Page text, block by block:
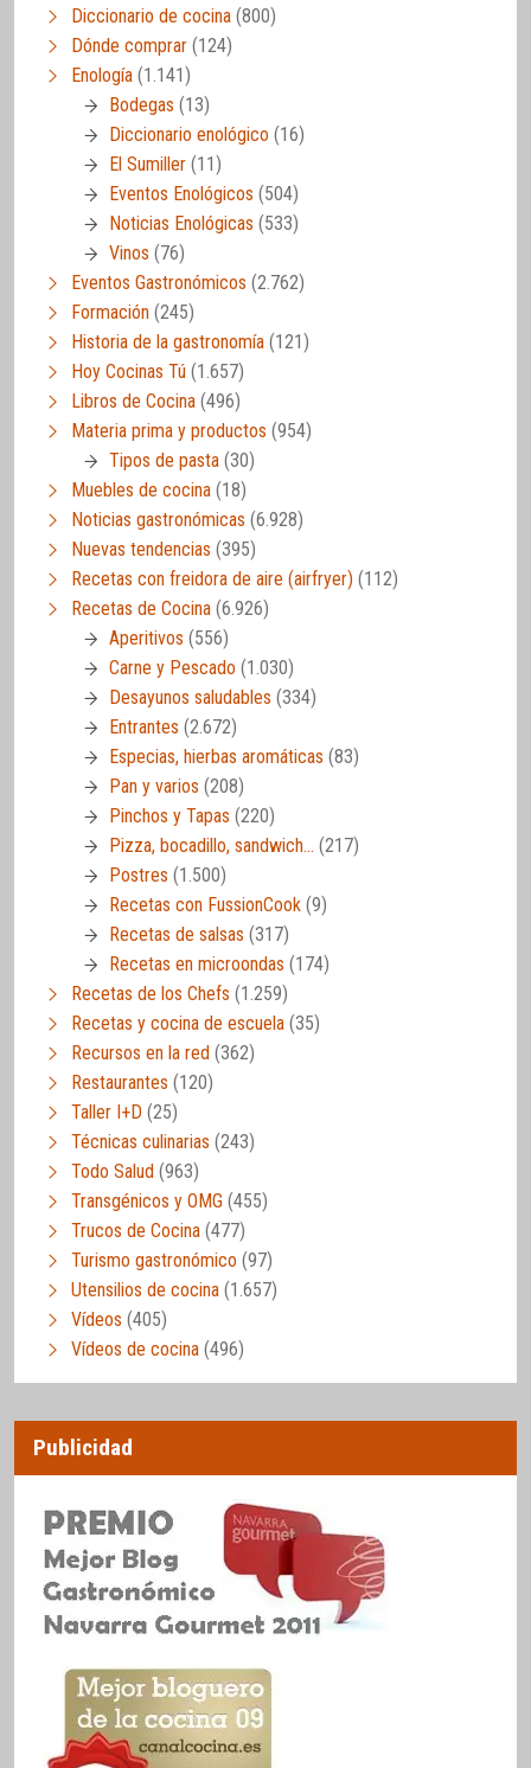
Diccionario de cocina (800)
Dónde comprar (124)
Enología (1.141)
Bodegas (13)
Diccionario enológico (16)
El Sumiller (11)
Eventos Enológicos (504)
Noticias Enológicas (533)
Vinos (76)
Eventos Gastronómicos (2.762)
Formación (245)
Historia de la gastronomía (121)
Hoy Cocinas Tú (1.657)
Libros de Cocina (496)
Materia prima y productos (954)
Tipos de pasta (30)
Muebles de cocina (18)
Noticias gastronómicas (6.928)
Nuevas tendencias (395)
Recetas con freidora de aire (airfryer) (112)
Recetas de Cocina (6.926)
Aperitivos (556)
Carne y Pescado (1.030)
Desayunos saludables (334)
Entrantes (2.672)
Especias, hierbas aromáticas (83)
Pan y varios (208)
Pinchos y Tapas (220)
Pizza, bocadillo, sandwich… (217)
Postres (1.500)
Recetas con FussionCook (9)
Recetas de salsas (317)
Recetas en microondas (174)
Recetas de los Chefs (1.259)
Recetas y cocina de escuela (35)
Recursos en la red (362)
Restaurantes (120)
Taller I+D (25)
Técnicas culinarias (243)
Todo Salud (963)
Transgénicos y OMG (455)
Trucos de Cocina (477)
Turismo gastronómico (97)
Utensilios de cocina (1.657)
Vídeos (405)
Vídeos de cocina (496)
Publicidad